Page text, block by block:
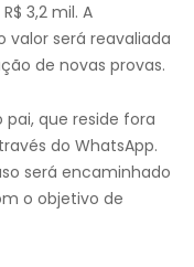
3,2 mil. A
valor será reavaliada
de novas provas.
que reside fora
do WhatsApp.
será encaminhado
o objetivo de